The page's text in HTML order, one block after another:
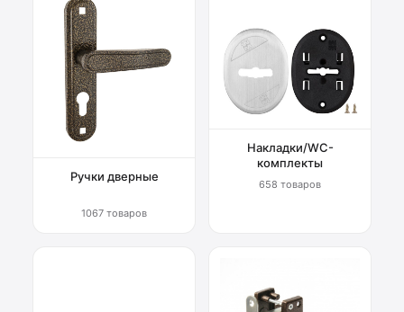
Ручки дверные
1067 товаров
Накладки/WC-
комплекты
658 товаров